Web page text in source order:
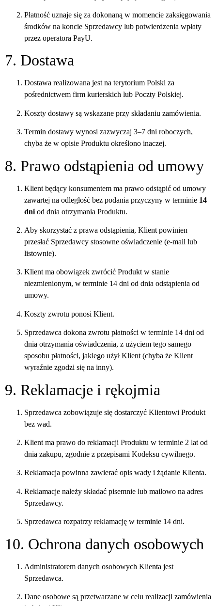
Płatność uznaje się za dokonaną w momencie zaksięgowania
środków na koncie Sprzedawcy lub potwierdzenia wpłaty
przez operatora PayU.
7. Dostawa
Dostawa realizowana jest na terytorium Polski za
pośrednictwem firm kurierskich lub Poczty Polskiej.
Koszty dostawy są wskazane przy składaniu zamówienia.
Termin dostawy wynosi zazwyczaj 3–7 dni roboczych,
chyba że w opisie Produktu określono inaczej.
8. Prawo odstąpienia od umowy
Klient będący konsumentem ma prawo odstąpić od umowy
zawartej na odległość bez podania przyczyny w terminie 14
dni od dnia otrzymania Produktu.
Aby skorzystać z prawa odstąpienia, Klient powinien
przesłać Sprzedawcy stosowne oświadczenie (e-mail lub
listownie).
Klient ma obowiązek zwrócić Produkt w stanie
niezmienionym, w terminie 14 dni od dnia odstąpienia od
umowy.
Koszty zwrotu ponosi Klient.
Sprzedawca dokona zwrotu płatności w terminie 14 dni od
dnia otrzymania oświadczenia, z użyciem tego samego
sposobu płatności, jakiego użył Klient (chyba że Klient
wyraźnie zgodzi się na inny).
9. Reklamacje i rękojmia
Sprzedawca zobowiązuje się dostarczyć Klientowi Produkt
bez wad.
Klient ma prawo do reklamacji Produktu w terminie 2 lat od
dnia zakupu, zgodnie z przepisami Kodeksu cywilnego.
Reklamacja powinna zawierać opis wady i żądanie Klienta.
Reklamacje należy składać pisemnie lub mailowo na adres
Sprzedawcy.
Sprzedawca rozpatrzy reklamację w terminie 14 dni.
10. Ochrona danych osobowych
Administratorem danych osobowych Klienta jest
Sprzedawca.
Dane osobowe są przetwarzane w celu realizacji zamówienia